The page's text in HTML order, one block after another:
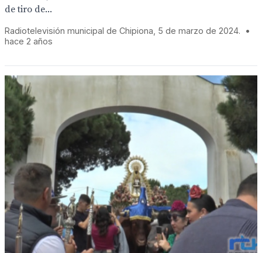
de tiro de...
Radiotelevisión municipal de Chipiona, 5 de marzo de 2024.
•
hace 2 años